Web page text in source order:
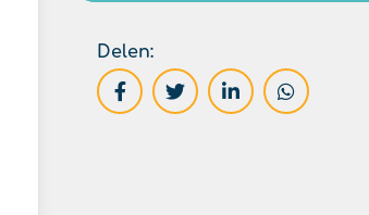
Delen: